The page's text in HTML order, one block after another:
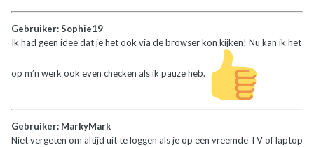
Gebruiker: Sophie19
Ik had geen idee dat je het ook via de browser kon kijken! Nu kan ik het
op m’n werk ook even checken als ik pauze heb.
Gebruiker: MarkyMark
Niet vergeten om altijd uit te loggen als je op een vreemde TV of laptop